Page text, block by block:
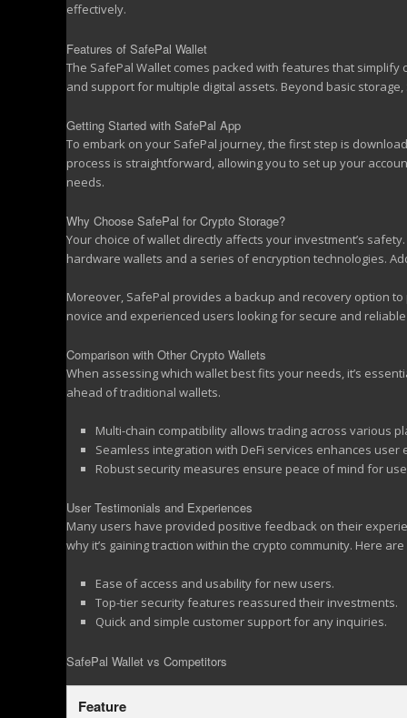
effectively.
Features of SafePal Wallet
The SafePal Wallet comes packed with features that
and support for multiple digital assets. Beyond basic
Getting Started with SafePal App
To embark on your SafePal journey, the first step is
process is straightforward, allowing you to set up your
needs.
Why Choose SafePal for Crypto Storage?
Your choice of wallet directly affects your investment’s
hardware wallets and a series of encryption technologies.
Moreover, SafePal provides a backup and recovery option
novice and experienced users looking for secure and
Comparison with Other Crypto Wallets
When assessing which wallet best fits your needs, it’s
ahead of traditional wallets.
Multi-chain compatibility allows trading across various
Seamless integration with DeFi services enhances user
Robust security measures ensure peace of mind for
User Testimonials and Experiences
Many users have provided positive feedback on their
why it’s gaining traction within the crypto community. Here
Ease of access and usability for new users.
Top-tier security features reassured their investments.
Quick and simple customer support for any inquiries.
SafePal Wallet vs Competitors
Feature